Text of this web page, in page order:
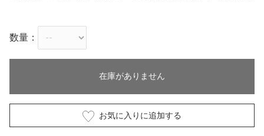
数量：
在庫がありません
お気に入りに追加する